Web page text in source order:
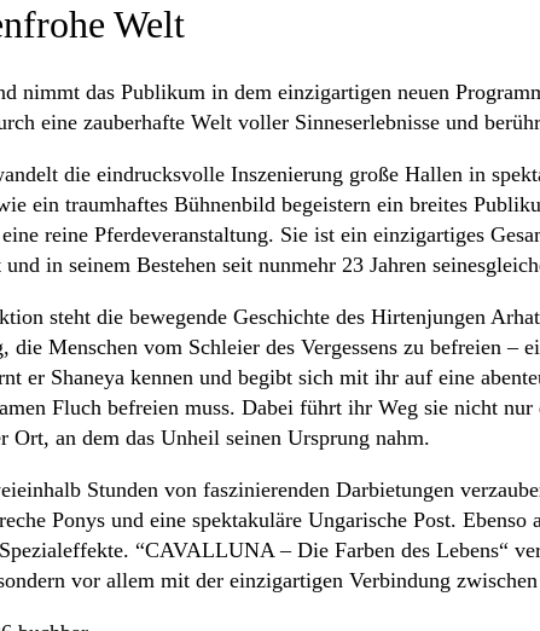
Welt
nimmt das Publikum in dem einzigartigen neuen
eine zauberhafte Welt voller Sinneserlebnisse und
die eindrucksvolle Inszenierung große Hallen in
ein traumhaftes Bühnenbild begeistern ein breites
reine Pferdeveranstaltung. Sie ist ein einzigartiges
in seinem Bestehen seit nunmehr 23 Jahren
steht die bewegende Geschichte des Hirtenjungen
die Menschen vom Schleier des Vergessens zu befreien
er Shaneya kennen und begibt sich mit ihr auf eine
Fluch befreien muss. Dabei führt ihr Weg sie nicht
Ort, an dem das Unheil seinen Ursprung nahm.
Stunden von faszinierenden Darbietungen
Ponys und eine spektakuläre Ungarische Post.
“CAVALLUNA – Die Farben des Lebens“
vor allem mit der einzigartigen Verbindung